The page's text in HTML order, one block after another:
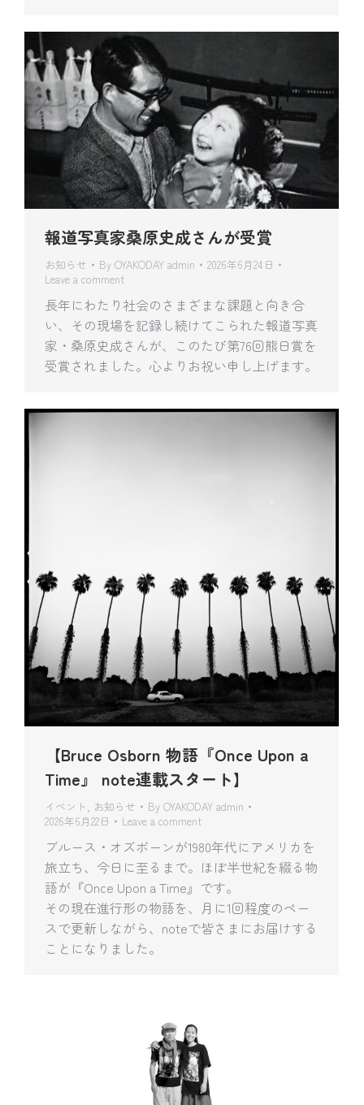
報道写真家桑原史成さんが受賞
お知らせ By OYAKODAY admin
2026年6月24日
Leave a comment
長年にわたり社会のさまざまな課題と向き合
い、その現場を記録し続けてこられた報道写真
家・桑原史成さんが、このたび第76回熊日賞を
受賞されました。心よりお祝い申し上げます。
【Bruce Osborn 物語『Once Upon a
Time』 note連載スタート】
イベント , お知らせ By OYAKODAY admin
2026年6月22日
Leave a comment
ブルース・オズボーンが1980年代にアメリカを
旅立ち、今日に至るまで。ほぼ半世紀を綴る物
語が『Once Upon a Time』です。
その現在進行形の物語を、月に1回程度のペー
スで更新しながら、noteで皆さまにお届けする
ことになりました。